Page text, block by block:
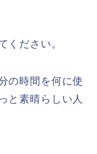
ください。
の時間を何に使
と素晴らしい人